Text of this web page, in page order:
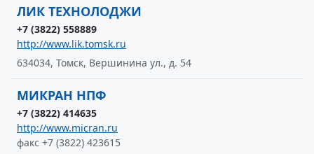
ЛИК ТЕХНОЛОДЖИ
+7 (3822) 558889
http://www.lik.tomsk.ru
634034, Томск, Вершинина ул., д. 54
МИКРАН НПФ
+7 (3822) 414635
http://www.micran.ru
факс +7 (3822) 423615